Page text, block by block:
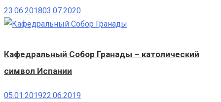
23.06.201803.07.2020
Кафедральный Собор Гранады – католический
символ Испании
05.01.201922.06.2019